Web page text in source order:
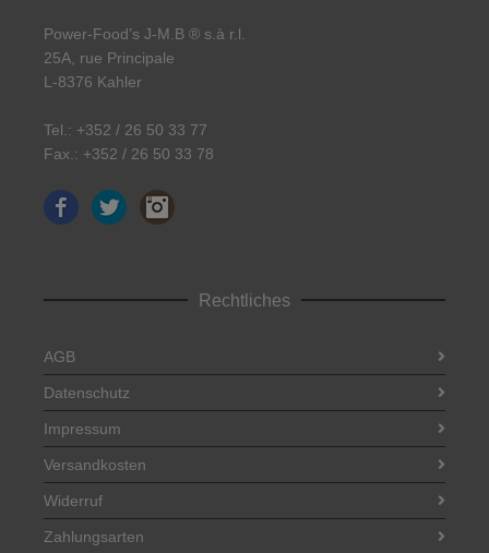
Power-Food’s J-M.B ® s.à r.l.
25A, rue Principale
L-8376 Kahler
Tel.: +352 / 26 50 33 77
Fax.: +352 / 26 50 33 78
FacebookTwitter
Rechtliches
AGB
Datenschutz
Impressum
Versandkosten
Widerruf
Zahlungsarten